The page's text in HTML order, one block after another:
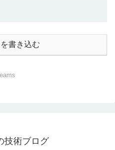
書き込む
技術ブログ